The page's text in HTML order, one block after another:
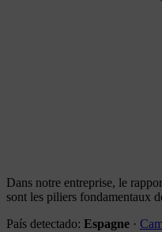
Dans notre entreprise, le
sont les piliers fondamentaux
País detectado: Espagne ·